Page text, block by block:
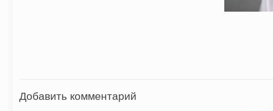
Добавить комментарий